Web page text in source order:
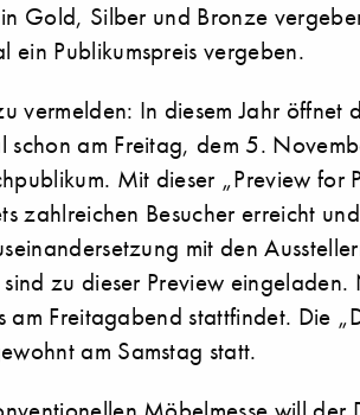
Gold, Silber und Bronze
Publikumspreis vergeben.
vermelden: In diesem Jahr öffnet
schon am Freitag, dem 5.
Mit dieser „Preview for
zahlreichen Besucher erreicht
mit den
zu dieser Preview
am Freitagabend stattfindet. Die
am Samstag statt.